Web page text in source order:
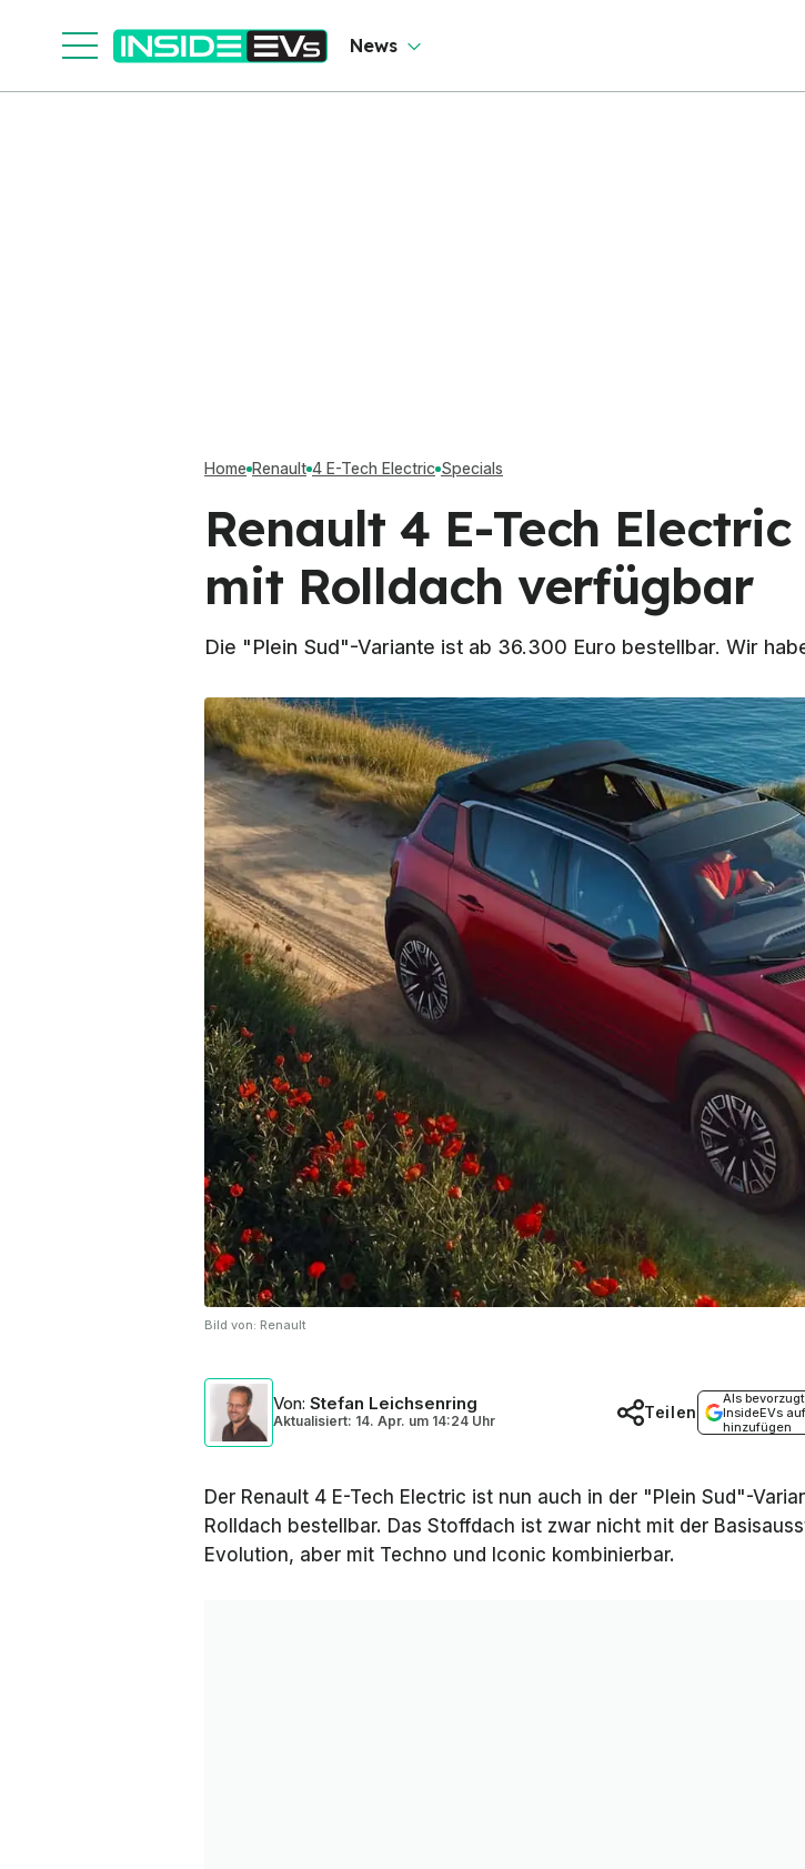
News
Home Renault 4 E-Tech Electric Specials
Renault 4 E-Tech
mit Rolldach verfügbar
Die "Plein Sud"-Variante ist ab 36.300 Euro bestellbar. Wir
Bild von: Renault
Von: Stefan Leichsenring
Aktualisiert: 14. Apr. um 14:24 Uhr
Als
InsideEVs
hinzufügen
Teilen
Der Renault 4 E-Tech Electric ist nun auch in der "Plein Sud"-
Rolldach bestellbar. Das Stoffdach ist zwar nicht mit der
Evolution, aber mit Techno und Iconic kombinierbar.